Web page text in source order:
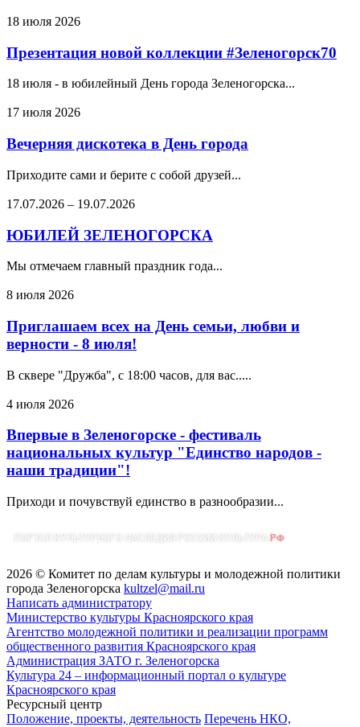
18 июля 2026
Презентация новой коллекции #Зеленогорск70
18 июля - в юбилейный День города Зеленогорска...
17 июля 2026
Вечерняя дискотека в День города
Приходите сами и берите с собой друзей...
17.07.2026 – 19.07.2026
ЮБИЛЕЙ ЗЕЛЕНОГОРСКА
Мы отмечаем главный праздник года...
8 июля 2026
Приглашаем всех на День семьи, любви и
верности - 8 июля!
В сквере "Дружба", с 18:00 часов, для вас.....
4 июля 2026
Впервые в Зеленогорске - фестиваль
национальных культур "Единство народов -
наши традиции"!
Приходи и почувствуй единство в разнообразии...
2026 © Комитет по делам культуры и молодежной политики
города Зеленогорска kultzel@mail.ru
Написать администратору
Министерство культуры Красноярского края
Агентство молодежной политики и реализации программ
общественного развития Красноярского края
Администрация ЗАТО г. Зеленогорска
Культура 24 – информационный портал о культуре
Красноярского края
Ресурсный центр
Положение, проекты, деятельность Перечень НКО,